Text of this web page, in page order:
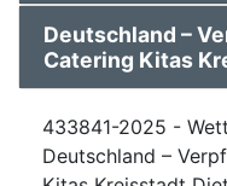
Deutschland –
Catering Kitas
433841-2025 -
Deutschland –